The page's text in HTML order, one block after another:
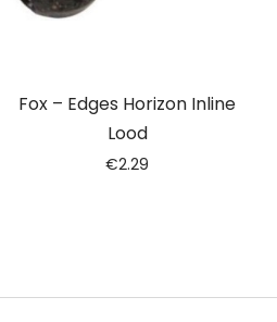
Fox – Edges Horizon Inline
Lood
€2.29